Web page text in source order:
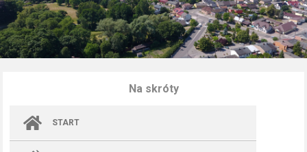
Na skróty
START